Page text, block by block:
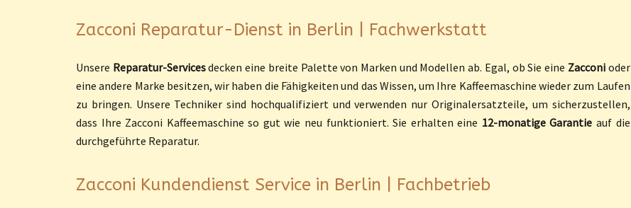
Zacconi Reparatur-Dienst in Berlin | Fachwerkstatt
Unsere Reparatur-Servicesdecken eine breite Palette von Marken und Modellen ab. Egal, ob Sie eine Zacconi oder
eine andere Marke besitzen, wir haben die Fähigkeiten und das Wissen, um Ihre Kaffeemaschine wieder zum Laufen
zu bringen. Unsere Techniker sind hochqualifiziert und verwenden nur Originalersatzteile, um sicherzustellen,
dass Ihre Zacconi Kaffeemaschine so gut wie neu funktioniert. Sie erhalten eine 12-monatige Garantie auf die
durchgeführte Reparatur.
Zacconi Kundendienst Service in Berlin | Fachbetrieb